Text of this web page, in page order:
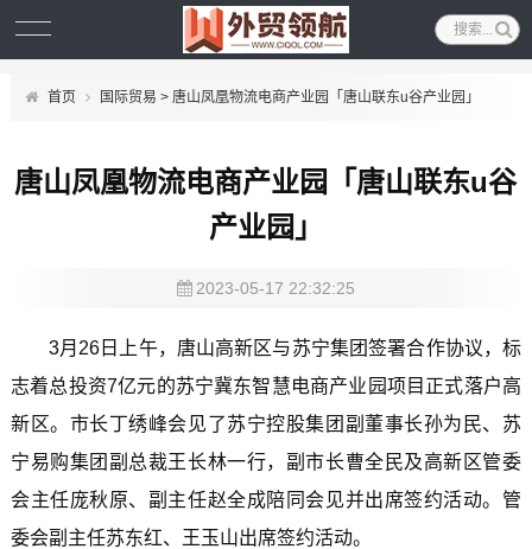
首页 国际贸易 > 唐山凤凰物流电商产业园「唐山联东u谷产业园」
唐山凤凰物流电商产业园「唐山联东u谷
产业园」
2023-05-17 22:32:25
3月26日上午，唐山高新区与苏宁集团签署合作协议，标
志着总投资7亿元的苏宁冀东智慧电商产业园项目正式落户高
新区。市长丁绣峰会见了苏宁控股集团副董事长孙为民、苏
宁易购集团副总裁王长林一行，副市长曹全民及高新区管委
会主任庞秋原、副主任赵全成陪同会见并出席签约活动。管
委会副主任苏东红、王玉山出席签约活动。